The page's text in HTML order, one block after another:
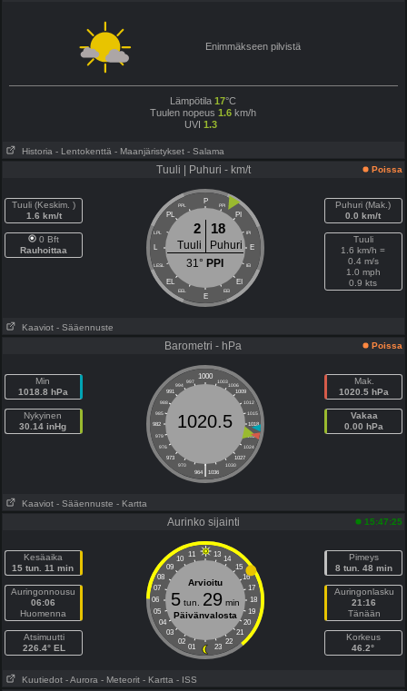
Enimmäkseen pilvistä
Lämpötila17°C
Tuulen nopeus 1.6 km/h
UVI 1.3
Historia - Lentokenttä - Maanjäristykset - Salama
Tuuli | Puhuri - km/t Poissa
Tuuli (Keskim. )
1.6 km/t
0 Bft
Rauhoittaa
P
PPL PPI
PL PI
LPL IPI
L E
LESL IEI
EL EI
EEL EEI
E
2 18
Tuuli
Puhuri
31° PPI
Puhuri (Mak.)
0.0 km/t
Tuuli
1.6 km/h =
0.4 m/s
1.0 mph
0.9 kts
Kaaviot - Sääennuste
Barometri - hPa Poissa
Min
1018.8 hPa
Nykyinen
30.14 inHg
1000
997 1003
994
1006
991
1009
988
1012
985
1015
982
1018
979
1021
976
1024
973
1027
970
1030
|
964 1036
1020.5
Mak.
1020.5 hPa
Vakaa
0.00 hPa
Kaaviot - Sääennuste - Kartta
Aurinko sijainti 15:47:25
Kesäaika
15 tun. 11 min
Auringonnousu
06:06
Huomenna
Atsimuutti
226.4° EL
11 13
10
14
09
15
08
16
07
17
06
18
05
19
04
20
03
21
02
22
01 23
Arvioitu
5tun. 29min
Päivänvalosta
Pimeys
8 tun. 48 min
Auringonlasku
21:16
Tänään
Korkeus
46.2°
Kuutiedot - Aurora - Meteorit - Kartta - ISS